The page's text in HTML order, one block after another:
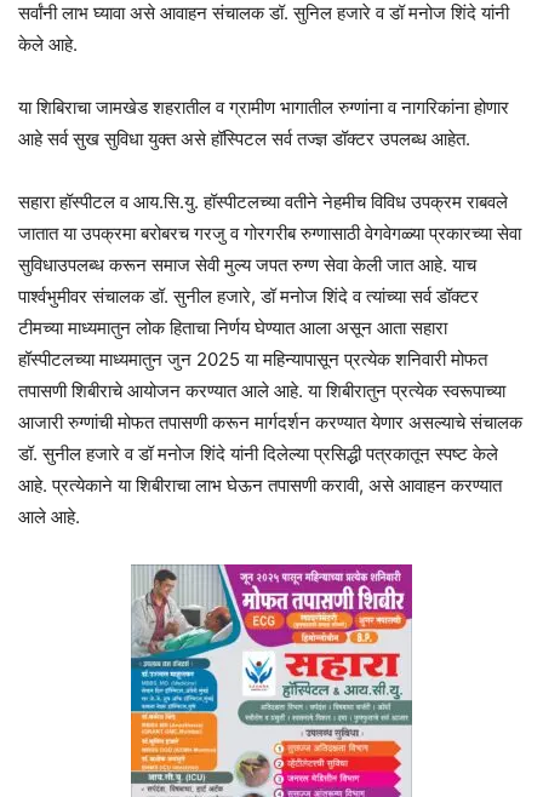
सर्वांनी लाभ घ्यावा असे आवाहन संचालक डॉ. सुनिल हजारे व डॉ मनोज शिंदे यांनी
केले आहे.
या शिबिराचा जामखेड शहरातील व ग्रामीण भागातील रुग्णांना व नागरिकांना होणार
आहे सर्व सुख सुविधा युक्त असे हॉस्पिटल सर्व तज्ज्ञ डॉक्टर उपलब्ध आहेत.
सहारा हॉस्पीटल व आय.सि.यु. हॉस्पीटलच्या वतीने नेहमीच विविध उपक्रम राबवले
जातात या उपक्रमा बरोबरच गरजु व गोरगरीब रुग्णासाठी वेगवेगळ्या प्रकारच्या सेवा
सुविधाउपलब्ध करून समाज सेवी मुल्य जपत रुग्ण सेवा केली जात आहे. याच
पार्श्वभुमीवर संचालक डॉ. सुनील हजारे, डॉ मनोज शिंदे व त्यांच्या सर्व डॉक्टर
टीमच्या माध्यमातुन लोक हिताचा निर्णय घेण्यात आला असून आता सहारा
हॉस्पीटलच्या माध्यमातुन जुन 2025 या महिन्यापासून प्रत्येक शनिवारी मोफत
तपासणी शिबीराचे आयोजन करण्यात आले आहे. या शिबीरातुन प्रत्येक स्वरूपाच्या
आजारी रुग्णांची मोफत तपासणी करून मार्गदर्शन करण्यात येणार असल्याचे संचालक
डॉ. सुनील हजारे व डॉ मनोज शिंदे यांनी दिलेल्या प्रसिद्धी पत्रकातून स्पष्ट केले
आहे. प्रत्येकाने या शिबीराचा लाभ घेऊन तपासणी करावी, असे आवाहन करण्यात
आले आहे.